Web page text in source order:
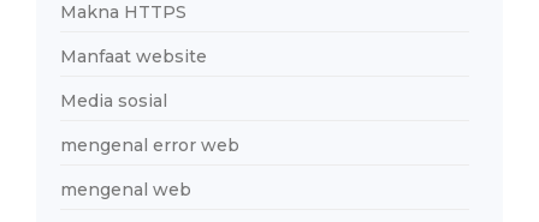
Makna HTTPS
Manfaat website
Media sosial
mengenal error web
mengenal web